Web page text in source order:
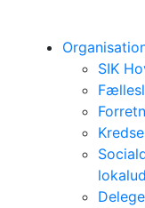
SIK
Kredse